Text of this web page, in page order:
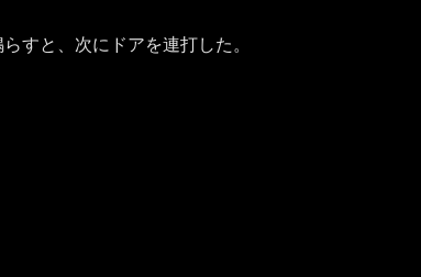
すと、次にドアを連打した。